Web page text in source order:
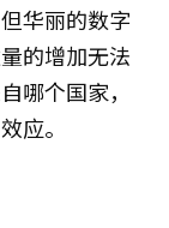
华丽的数字
的增加无法
哪个国家，
应。